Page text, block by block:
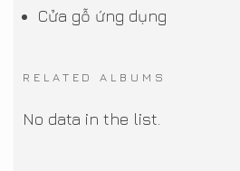
Cửa gỗ ứng dụng
RELATED ALBUMS
No data in the list.